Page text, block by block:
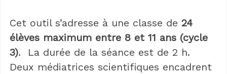
Cet outil s’adresse à une classe de 24
élèves maximum entre 8 et 11 ans (cycle
3). La durée de la séance est de 2 h.
Deux médiatrices scientifiques encadrent